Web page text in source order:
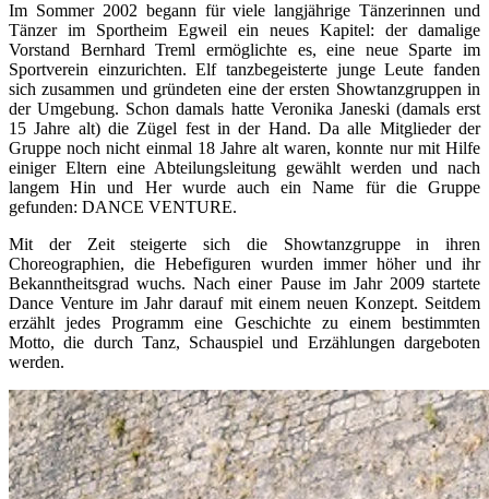
Im Sommer 2002 begann für viele langjährige Tänzerinnen und
Tänzer im Sportheim Egweil ein neues Kapitel: der damalige
Vorstand Bernhard Treml ermöglichte es, eine neue Sparte im
Sportverein einzurichten. Elf tanzbegeisterte junge Leute fanden
sich zusammen und gründeten eine der ersten Showtanzgruppen in
der Umgebung. Schon damals hatte Veronika Janeski (damals erst
15 Jahre alt) die Zügel fest in der Hand. Da alle Mitglieder der
Gruppe noch nicht einmal 18 Jahre alt waren, konnte nur mit Hilfe
einiger Eltern eine Abteilungsleitung gewählt werden und nach
langem Hin und Her wurde auch ein Name für die Gruppe
gefunden: DANCE VENTURE.
Mit der Zeit steigerte sich die Showtanzgruppe in ihren
Choreographien, die Hebefiguren wurden immer höher und ihr
Bekanntheitsgrad wuchs. Nach einer Pause im Jahr 2009 startete
Dance Venture im Jahr darauf mit einem neuen Konzept. Seitdem
erzählt jedes Programm eine Geschichte zu einem bestimmten
Motto, die durch Tanz, Schauspiel und Erzählungen dargeboten
werden.